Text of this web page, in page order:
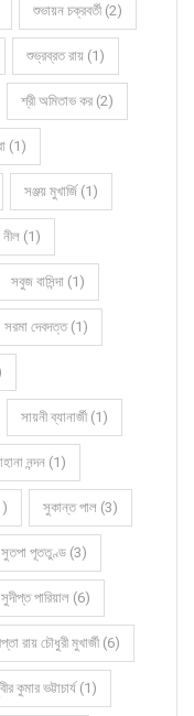
শুভায়ন চক্রবর্তী (2)
শুভ্রব্রত রায় (1)
শ্রী অমিতাভ কর (2)
(1)
সঞ্জয় মুখার্জি (1)
নীল (1)
সবুজ বাসিন্দা (1)
সরমা দেবদত্ত (1)
সায়নী ব্যানার্জী (1)
নন্দন (1)
সুকান্ত পাল (3)
সুতপা পূততুণ্ড (3)
সুদীপ্ত পারিয়াল (6)
রায় চৌধুরী মুখার্জী (6)
কুমার ভট্টাচার্য (1)